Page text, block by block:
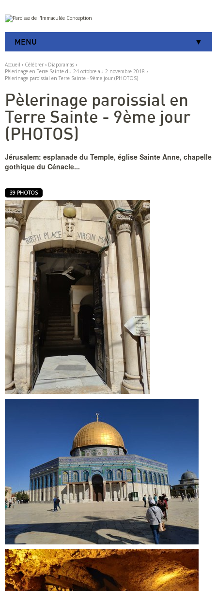
Aller
au
contenu.
à
navigation
Outils
personnels
MENU
Accueil › Célébrer › Diaporamas ›
Pèlerinage en Terre Sainte du 24 octobre au 2 novembre 2018 ›
Pèlerinage paroissial en Terre Sainte - 9ème jour (PHOTOS)
Pèlerinage paroissial en
Terre Sainte - 9ème jour
(PHOTOS)
Jérusalem: esplanade du Temple, église Sainte Anne, chapelle
gothique du Cénacle...
39 PHOTOS